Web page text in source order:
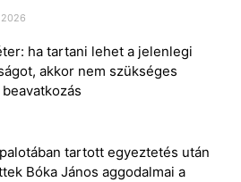
ha tartani lehet a jelenlegi
akkor nem szükséges
tartott egyeztetés után
Bóka János aggodalmai a